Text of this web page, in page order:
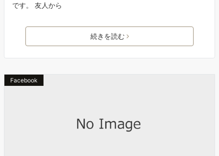
です。 友人から
続きを読む
Facebook